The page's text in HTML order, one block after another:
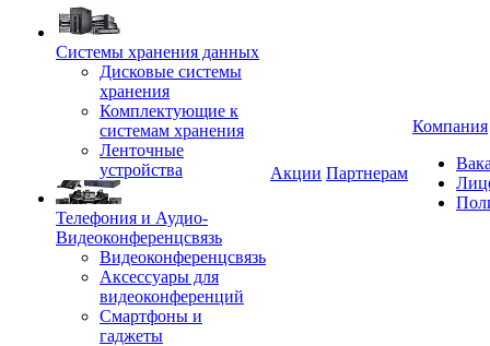
Системы хранения данных
Дисковые системы
хранения
Комплектующие к
системам хранения
Ленточные
устройства
Телефония и Аудио-
Видеоконференцсвязь
Видеоконференцсвязь
Аксессуары для
видеоконференций
Смартфоны и
гаджеты
Акции Партнерам
Компания